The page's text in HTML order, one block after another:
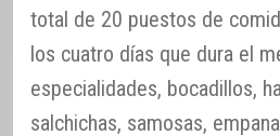
total de 20 puestos de
los cuatro días que dura el
especialidades, bocadillos,
salchichas, samosas,